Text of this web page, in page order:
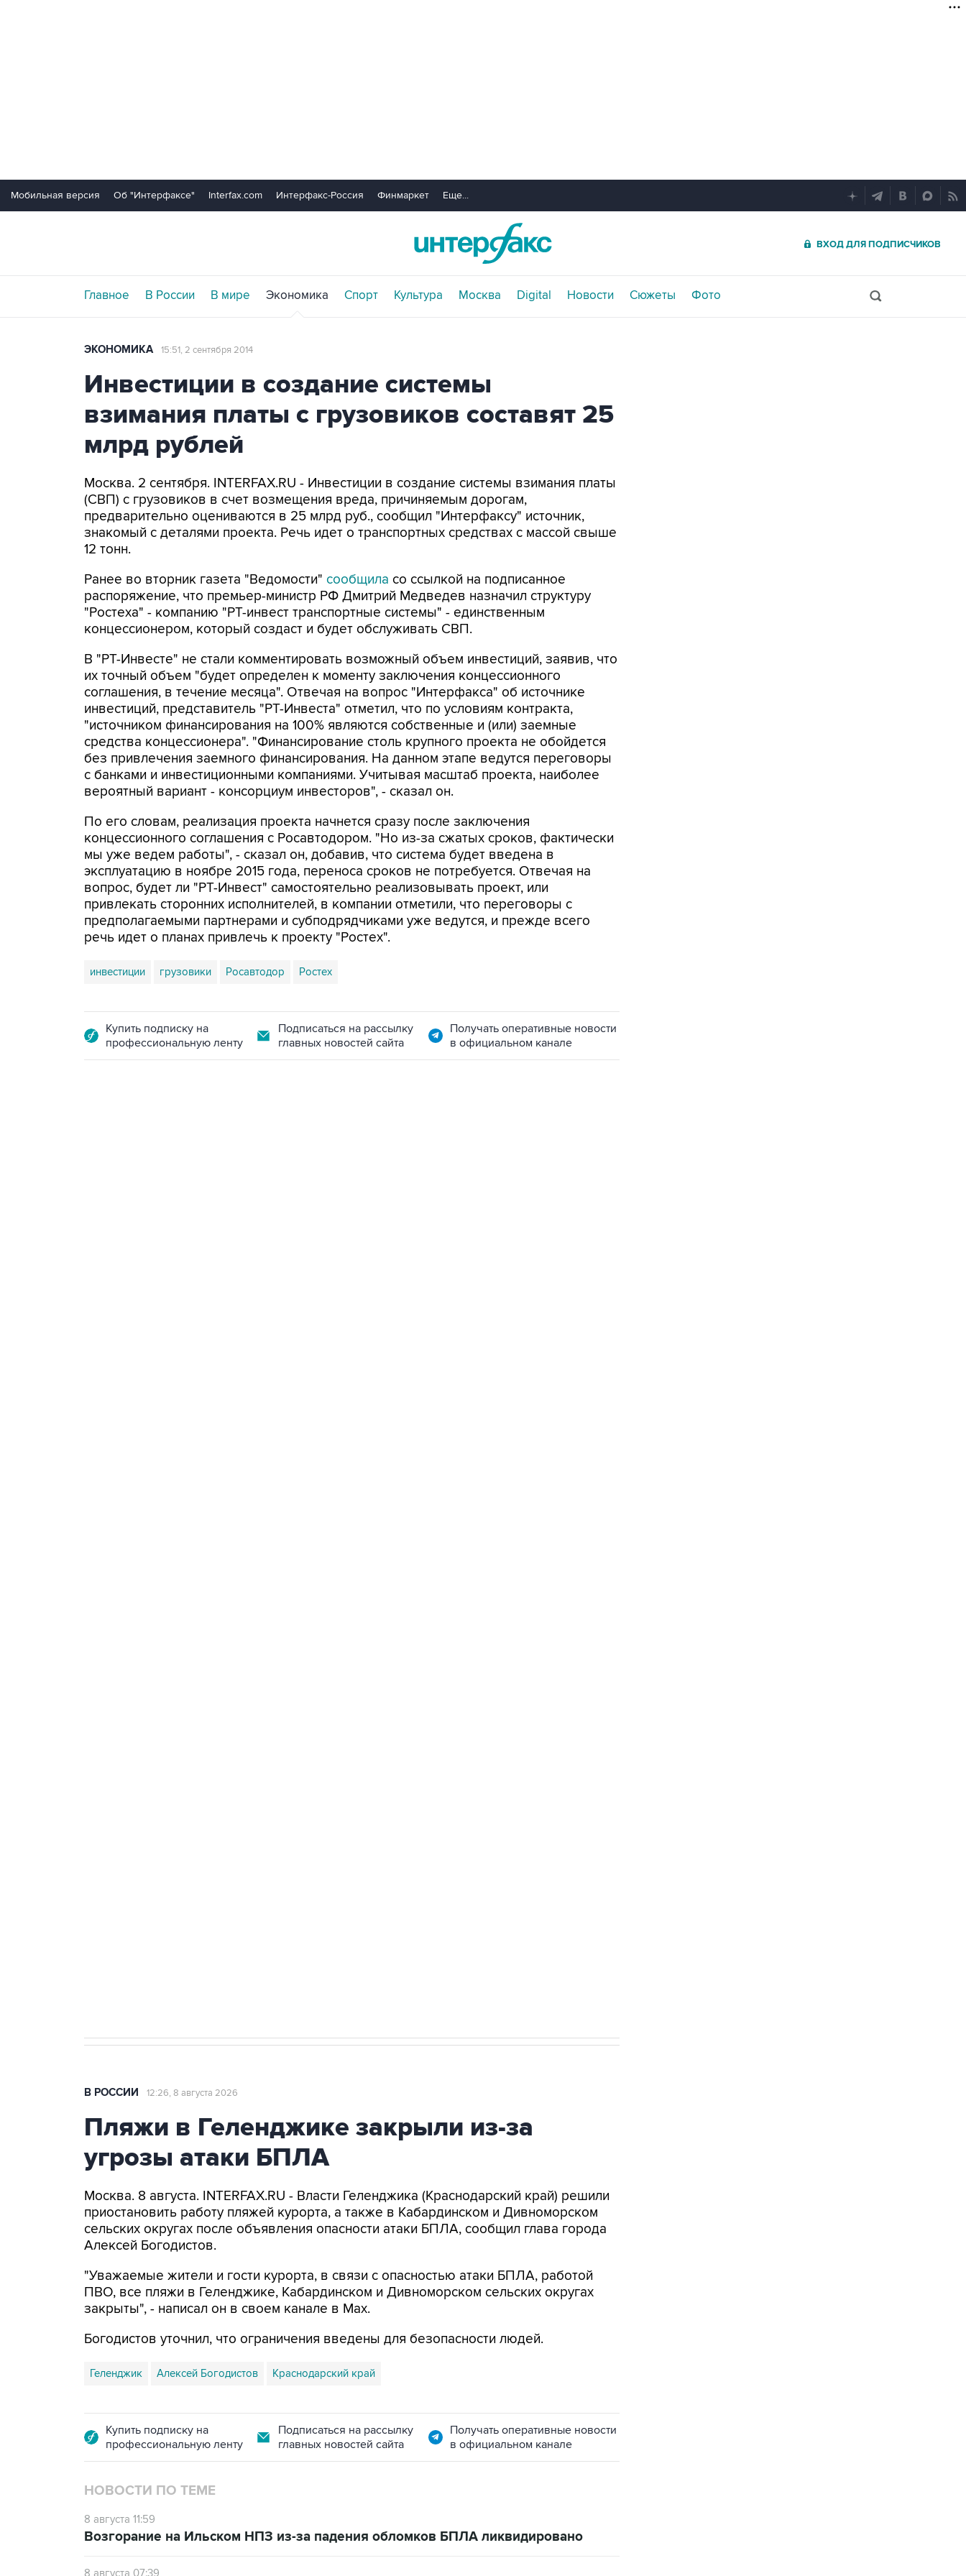
Мобильная версия Об "Интерфаксе" Interfax.com Интерфакс-Россия Финмаркет Еще...
ВХОД ДЛЯ ПОДПИСЧИКОВ
Главное В России В мире Экономика Спорт Культура Москва Digital Новости Сюжеты Фото
ЭКОНОМИКА 15:51, 2 сентября 2014
Инвестиции в создание системы
взимания платы с грузовиков составят 25
млрд рублей
Москва. 2 сентября. INTERFAX.RU - Инвестиции в создание системы взимания платы
(СВП) с грузовиков в счет возмещения вреда, причиняемым дорогам,
предварительно оцениваются в 25 млрд руб., сообщил "Интерфаксу" источник,
знакомый с деталями проекта. Речь идет о транспортных средствах с массой свыше
12 тонн.
Ранее во вторник газета "Ведомости" сообщила со ссылкой на подписанное
распоряжение, что премьер-министр РФ Дмитрий Медведев назначил структуру
"Ростеха" - компанию "РТ-инвест транспортные системы" - единственным
концессионером, который создаст и будет обслуживать СВП.
В "РТ-Инвесте" не стали комментировать возможный объем инвестиций, заявив, что
их точный объем "будет определен к моменту заключения концессионного
соглашения, в течение месяца". Отвечая на вопрос "Интерфакса" об источнике
инвестиций, представитель "РТ-Инвеста" отметил, что по условиям контракта,
"источником финансирования на 100% являются собственные и (или) заемные
средства концессионера". "Финансирование столь крупного проекта не обойдется
без привлечения заемного финансирования. На данном этапе ведутся переговоры
с банками и инвестиционными компаниями. Учитывая масштаб проекта, наиболее
вероятный вариант - консорциум инвесторов", - сказал он.
По его словам, реализация проекта начнется сразу после заключения
концессионного соглашения с Росавтодором. "Но из-за сжатых сроков, фактически
мы уже ведем работы", - сказал он, добавив, что система будет введена в
эксплуатацию в ноябре 2015 года, переноса сроков не потребуется. Отвечая на
вопрос, будет ли "РТ-Инвест" самостоятельно реализовывать проект, или
привлекать сторонних исполнителей, в компании отметили, что переговоры с
предполагаемыми партнерами и субподрядчиками уже ведутся, и прежде всего
речь идет о планах привлечь к проекту "Ростех".
инвестиции грузовики Росавтодор Ростех
Купить подписку на
профессиональную ленту
Подписаться на рассылку
главных новостей сайта
Получать оперативные новости
в официальном канале
В РОССИИ 12:26, 8 августа 2026
Пляжи в Геленджике закрыли из-за
угрозы атаки БПЛА
Москва. 8 августа. INTERFAX.RU - Власти Геленджика (Краснодарский край) решили
приостановить работу пляжей курорта, а также в Кабардинском и Дивноморском
сельских округах после объявления опасности атаки БПЛА, сообщил глава города
Алексей Богодистов.
"Уважаемые жители и гости курорта, в связи с опасностью атаки БПЛА, работой
ПВО, все пляжи в Геленджике, Кабардинском и Дивноморском сельских округах
закрыты", - написал он в своем канале в Max.
Богодистов уточнил, что ограничения введены для безопасности людей.
Геленджик Алексей Богодистов Краснодарский край
Купить подписку на
профессиональную ленту
Подписаться на рассылку
главных новостей сайта
Получать оперативные новости
в официальном канале
НОВОСТИ ПО ТЕМЕ
8 августа 11:59
Возгорание на Ильском НПЗ из-за падения обломков БПЛА ликвидировано
8 августа 07:39